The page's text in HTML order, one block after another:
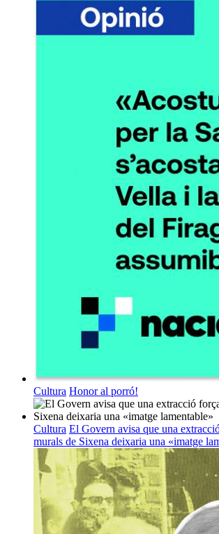
Cultura Honor al porró!
Cultura El Govern avisa que una
murals de Sixena deixaria una «imatge